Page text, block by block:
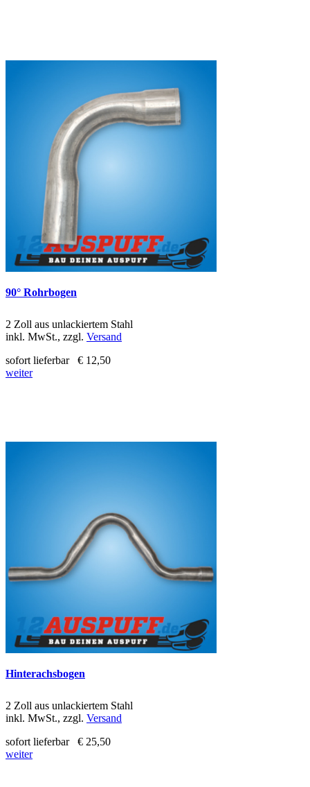
90° Rohrbogen
2 Zoll aus unlackiertem Stahl
inkl. MwSt., zzgl. Versand
sofort lieferbar
€ 12,50
weiter
Hinterachsbogen
2 Zoll aus unlackiertem Stahl
inkl. MwSt., zzgl. Versand
sofort lieferbar
€ 25,50
weiter